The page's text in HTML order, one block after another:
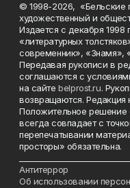
© 1998-2026, «Бельские
художественный и
Издается с декабря 1998
«литературных
современник», «Знамя»,
Передавая рукописи в
соглашаются с
на сайтеbelprost.ru.
возвращаются. Редакция
Положительное решение
всегда совпадает с
перепечатывании
просторы» обязательна.
Антитеррор
Об использовании